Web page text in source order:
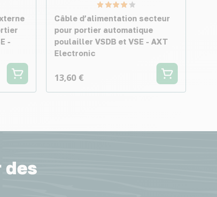
-
Câble d’alimentation secteur
pour portier automatique
poulailler VSDB et VSE - AXT
Electronic
13,60 €
des